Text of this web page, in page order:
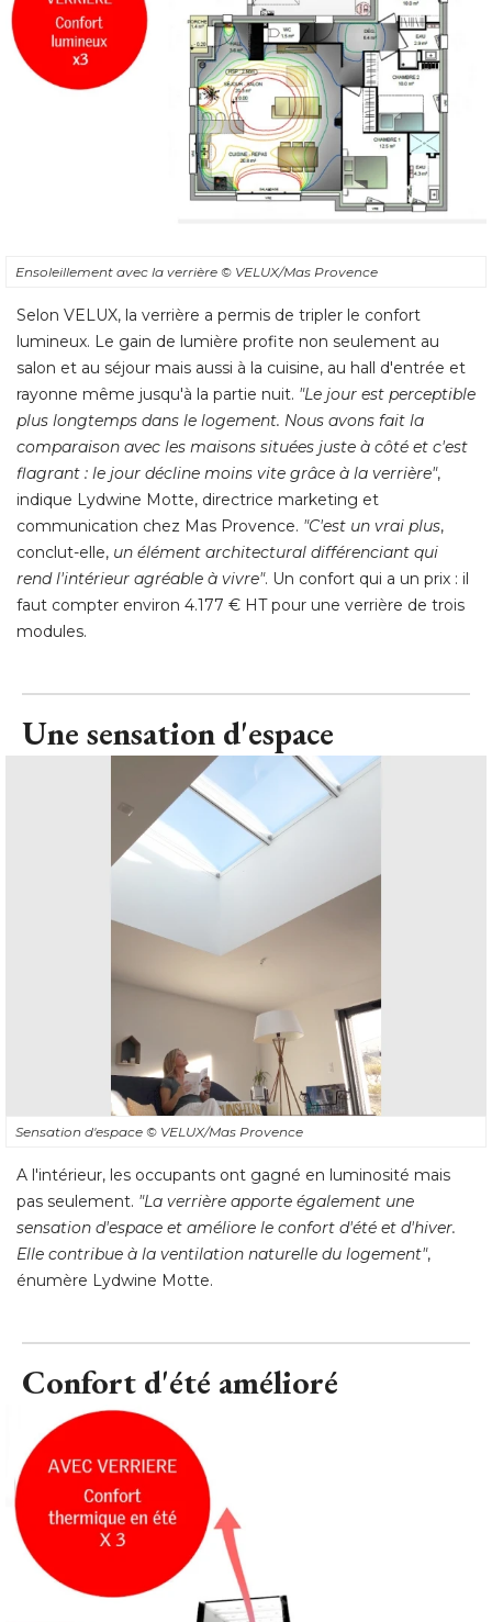
Ensoleillement avec la verrière © VELUX/Mas Provence
Selon VELUX, la verrière a permis de tripler le confort
lumineux. Le gain de lumière profite non seulement au
salon et au séjour mais aussi à la cuisine, au hall d'entrée et
rayonne même jusqu'à la partie nuit. "Le jour est perceptible
plus longtemps dans le logement. Nous avons fait la
comparaison avec les maisons situées juste à côté et c'est
flagrant : le jour décline moins vite grâce à la verrière",
indique Lydwine Motte, directrice marketing et
communication chez Mas Provence. "C'est un vrai plus,
conclut-elle, un élément architectural différenciant qui
rend l'intérieur agréable à vivre". Un confort qui a un prix : il
faut compter environ 4.177 € HT pour une verrière de trois
modules.
Une sensation d'espace
Sensation d'espace © VELUX/Mas Provence
A l'intérieur, les occupants ont gagné en luminosité mais
pas seulement. "La verrière apporte également une
sensation d'espace et améliore le confort d'été et d'hiver.
Elle contribue à la ventilation naturelle du logement",
énumère Lydwine Motte.
Confort d'été amélioré